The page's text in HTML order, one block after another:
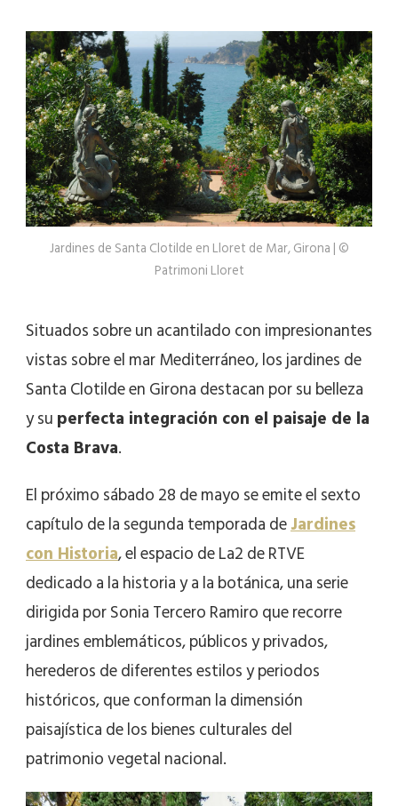
Jardines de Santa Clotilde en Lloret de Mar, Girona | ©
Patrimoni Lloret
Situados sobre un acantilado con impresionantes
vistas sobre el mar Mediterráneo, los jardines de
Santa Clotilde en Girona destacan por su belleza
y superfecta integración con el paisaje de la
Costa Brava.
El próximo sábado 28 de mayo se emite el sexto
capítulo de la segunda temporada deJardines
con Historia, el espacio de La2 de RTVE
dedicado a la historia y a la botánica, una serie
dirigida por Sonia Tercero Ramiro que recorre
jardines emblemáticos, públicos y privados,
herederos de diferentes estilos y periodos
históricos, que conforman la dimensión
paisajística de los bienes culturales del
patrimonio vegetal nacional.